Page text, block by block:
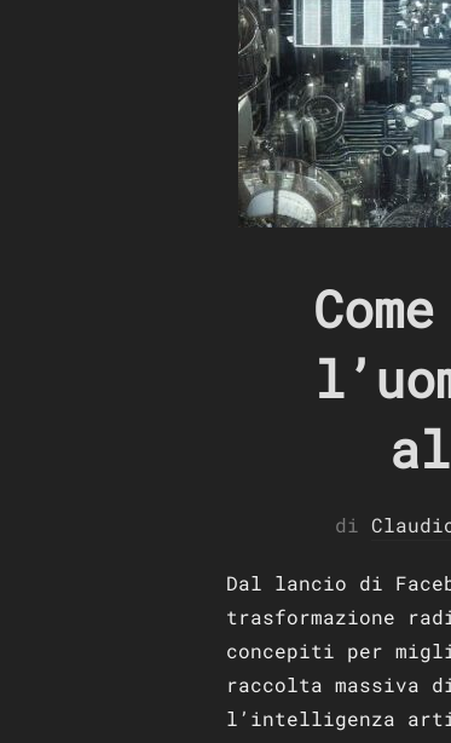
di
Dal lancio di
trasformazione
concepiti per
raccolta massiva
l’intelligenza